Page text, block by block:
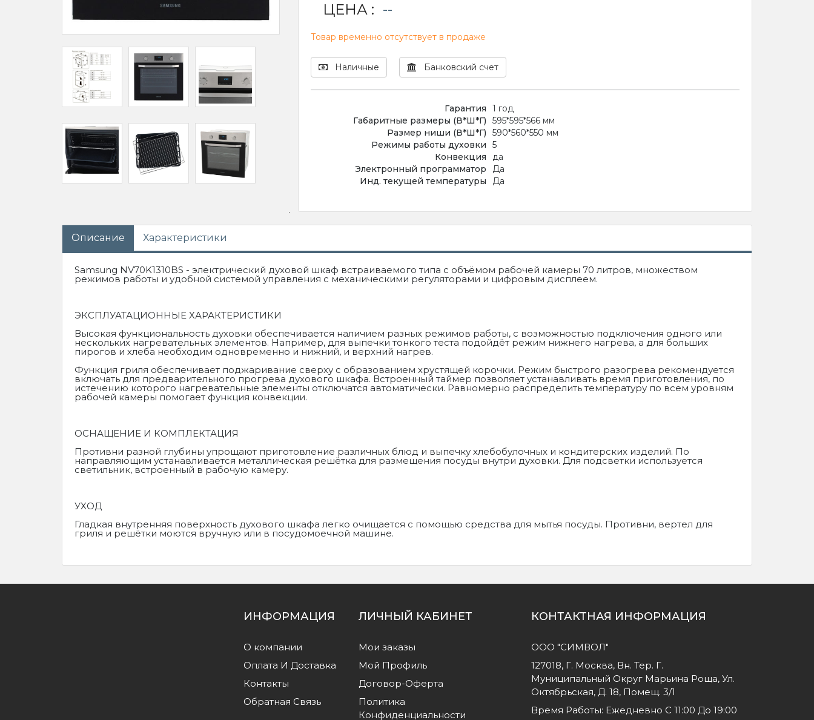
ЦЕНА : --
Товар временно отсутствует в продаже
Наличные Банковский счет
Гарантия
1 год
Габаритные размеры (В*Ш*Г)
595*595*566 мм
Размер ниши (В*Ш*Г)
590*560*550 мм
Режимы работы духовки
5
Конвекция
да
Электронный программатор
Да
Инд. текущей температуры
Да
Описание Характеристики
Samsung NV70K1310BS - электрический духовой шкаф встраиваемого типа с объёмом рабочей камеры 70 литров, множеством
режимов работы и удобной системой управления с механическими регуляторами и цифровым дисплеем.
ЭКСПЛУАТАЦИОННЫЕ ХАРАКТЕРИСТИКИ
Высокая функциональность духовки обеспечивается наличием разных режимов работы, с возможностью подключения одного или
нескольких нагревательных элементов. Например, для выпечки тонкого теста подойдёт режим нижнего нагрева, а для больших
пирогов и хлеба необходим одновременно и нижний, и верхний нагрев.
Функция гриля обеспечивает поджаривание сверху с образованием хрустящей корочки. Режим быстрого разогрева рекомендуется
включать для предварительного прогрева духового шкафа. Встроенный таймер позволяет устанавливать время приготовления, по
истечению которого нагревательные элементы отключатся автоматически. Равномерно распределить температуру по всем уровням
рабочей камеры помогает функция конвекции.
ОСНАЩЕНИЕ И КОМПЛЕКТАЦИЯ
Противни разной глубины упрощают приготовление различных блюд и выпечку хлебобулочных и кондитерских изделий. По
направляющим устанавливается металлическая решётка для размещения посуды внутри духовки. Для подсветки используется
светильник, встроенный в рабочую камеру.
УХОД
Гладкая внутренняя поверхность духового шкафа легко очищается с помощью средства для мытья посуды. Противни, вертел для
гриля и решётки моются вручную или в посудомоечной машине.
ИНФОРМАЦИЯ
О компании
Оплата И Доставка
Контакты
Обратная Связь
ЛИЧНЫЙ КАБИНЕТ
Мои заказы
Мой Профиль
Договор-Оферта
Политика
Конфиденциальности
КОНТАКТНАЯ ИНФОРМАЦИЯ
ООО "СИМВОЛ"
127018, Г. Москва, Вн. Тер. Г.
Муниципальный Округ Марьина Роща, Ул.
Октябрьская, Д. 18, Помещ. 3/1
Время Работы: Ежедневно С 11:00 До 19:00